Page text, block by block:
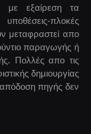
με εξαίρεση τα
πλοκές
μεταφραστεί απο
παραγωγής ή
Πολλές απο τις
δημιουργίας
πηγής δεν